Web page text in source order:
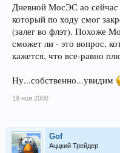
Дневной МосЭС ао
который по ходу смог
(залег во флэт). Похоже
сможет ли - это вопрос,
кажется, что все-равно
Ну...собственно...увидим
19 ноя 2006
Gof
Аццкий Трейдер